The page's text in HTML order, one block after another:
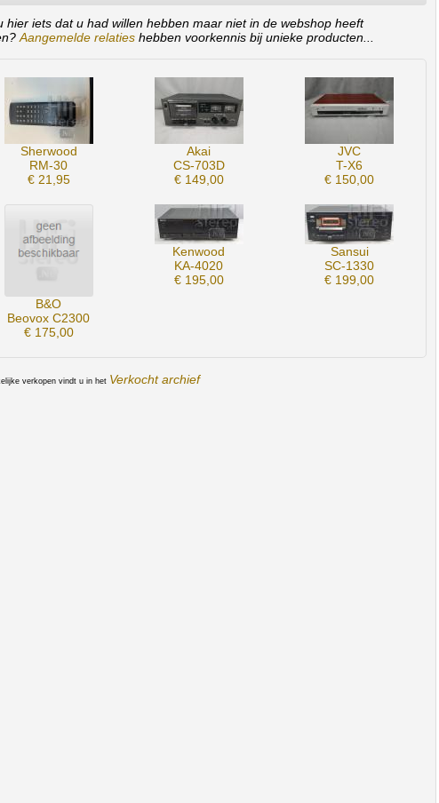
hier iets dat u had willen hebben maar niet in de webshop heeft
Aangemelde relaties hebben voorkennis bij unieke producten...
Sherwood
RM-30
€ 21,95
Akai
CS-703D
€ 149,00
JVC
T-X6
€ 150,00
B&O
Beovox C2300
€ 175,00
Kenwood
KA-4020
€ 195,00
Sansui
SC-1330
€ 199,00
verkopen vindt u in het Verkocht archief